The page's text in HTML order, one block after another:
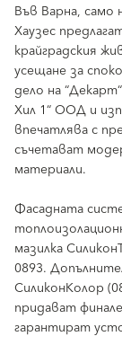
Във Варна, само
Хаузес
крайградския
усещане за
дело на
Хил 1“ ООД и
впечатлява с
съчетават
материали.
Фасадната
мазилка
0893.
СиликонКолор
придават
гарантират